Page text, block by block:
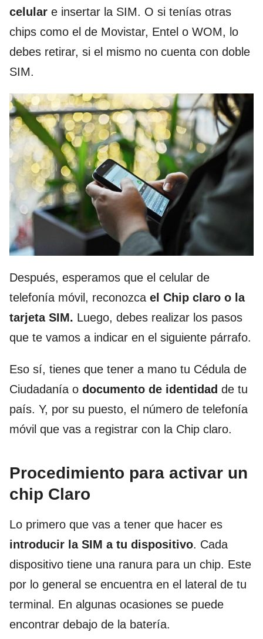
celular e insertar la SIM. O si tenías otras
chips como el de Movistar, Entel o WOM, lo
debes retirar, si el mismo no cuenta con doble
SIM.
Después, esperamos que el celular de
telefonía móvil, reconozca el Chip claro o la
tarjeta SIM. Luego, debes realizar los pasos
que te vamos a indicar en el siguiente párrafo.
Eso sí, tienes que tener a mano tu Cédula de
Ciudadanía o documento de identidad de tu
país. Y, por su puesto, el número de telefonía
móvil que vas a registrar con la Chip claro.
Procedimiento para activar un
chip Claro
Lo primero que vas a tener que hacer es
introducir la SIM a tu dispositivo. Cada
dispositivo tiene una ranura para un chip. Este
por lo general se encuentra en el lateral de tu
terminal. En algunas ocasiones se puede
encontrar debajo de la batería.